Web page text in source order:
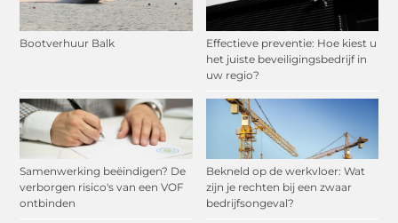
Bootverhuur Balk
Effectieve preventie: Hoe kiest u
het juiste beveiligingsbedrijf in
uw regio?
Samenwerking beëindigen? De
verborgen risico's van een VOF
ontbinden
Bekneld op de werkvloer: Wat
zijn je rechten bij een zwaar
bedrijfsongeval?